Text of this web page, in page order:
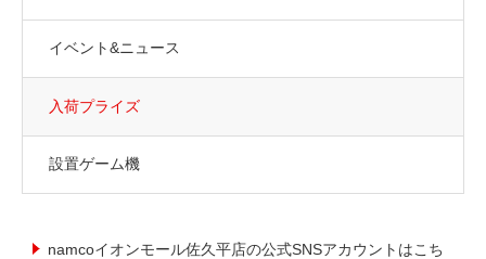
イベント&ニュース
入荷プライズ
設置ゲーム機
namcoイオンモール佐久平店の公式SNSアカウントはこち